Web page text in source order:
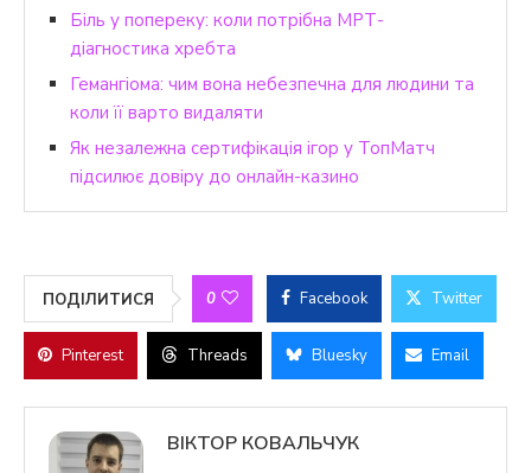
Біль у попереку: коли потрібна МРТ-
діагностика хребта
Гемангіома: чим вона небезпечна для людини та
коли її варто видаляти
Як незалежна сертифікація ігор у ТопМатч
підсилює довіру до онлайн-казино
ПОДІЛИТИСЯ 0 Facebook Twitter
Pinterest Threads Bluesky Email
ВІКТОР КОВАЛЬЧУК